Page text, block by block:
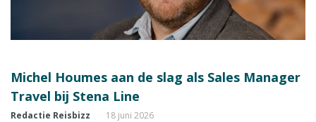
Michel Houmes aan de slag als Sales Manager
Travel bij Stena Line
Redactie Reisbizz 18 juni 2026